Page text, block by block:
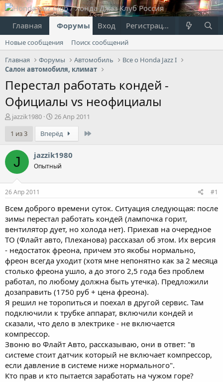
Главная Форумы Что нового?
Вход Регистрация
Новые сообщения
Поиск сообщений
Главная
Форумы Автомобиль
Все о Honda Jazz I
Салон автомобиля, климат
Перестал работать кондей -
Официалы vs неофициалы
А
т
о
р
ы
jazzik1980
Д
а
т
а
н
а
ч
26 Апр 2011
1 из 3
Вперёд
J jazzik1980
Опытный
26 Апр 2011 #1
Всем доброго времени суток. Ситуация следующая: после
зимы перестал работать кондей (лампочка горит,
вентилятор дует, но холода нет). Приехав на очередное
ТО (Флайт авто, Плеханова) рассказал об этом. Их версия
- недостаток фреона, причем это якобы нормально,
фреон всегда уходит (хотя мне непонятно как за 2 месяца
столько фреона ушло, а до этого 2,5 года без проблем
работал, по любому должна быть утечка). Предложили
дозаправить (1750 руб + цена фреона).
Я решил не торопиться и поехал в другой сервис. Там
подключили к трубке аппарат, включили кондей и
сказали, что дело в электрике - не включается
компрессор.
Звоню во Флайт Авто, рассказываю, они в ответ: "в
системе стоит датчик который не включает компрессор,
если давление в системе ниже нормального".
Кто прав и кто пытается заработать на чужом горе?